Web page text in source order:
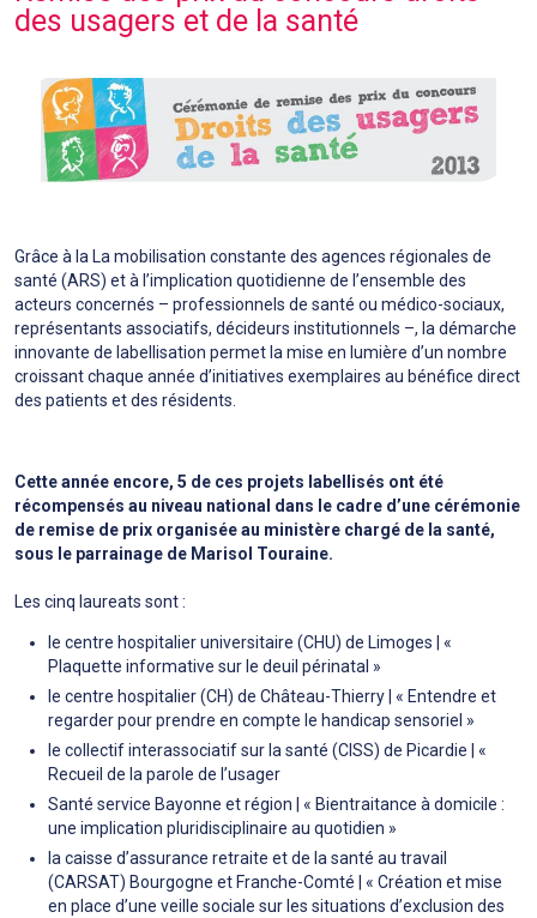
des usagers et de la santé
Grâce à la La mobilisation constante des agences régionales de
santé (ARS) et à l’implication quotidienne de l’ensemble des
acteurs concernés – professionnels de santé ou médico-sociaux,
représentants associatifs, décideurs institutionnels –, la démarche
innovante de labellisation permet la mise en lumière d’un nombre
croissant chaque année d’initiatives exemplaires au bénéfice direct
des patients et des résidents.
Cette année encore, 5 de ces projets labellisés ont été
récompensés au niveau national dans le cadre d’une cérémonie
de remise de prix organisée au ministère chargé de la santé,
sous le parrainage de Marisol Touraine.
Les cinq laureats sont :
le centre hospitalier universitaire (CHU) de Limoges | «
Plaquette informative sur le deuil périnatal »
le centre hospitalier (CH) de Château-Thierry | « Entendre et
regarder pour prendre en compte le handicap sensoriel »
le collectif interassociatif sur la santé (CISS) de Picardie | «
Recueil de la parole de l’usager
Santé service Bayonne et région | « Bientraitance à domicile :
une implication pluridisciplinaire au quotidien »
la caisse d’assurance retraite et de la santé au travail
(CARSAT) Bourgogne et Franche-Comté | « Création et mise
en place d’une veille sociale sur les situations d’exclusion des